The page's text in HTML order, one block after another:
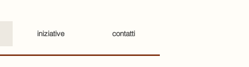
iniziative contatti